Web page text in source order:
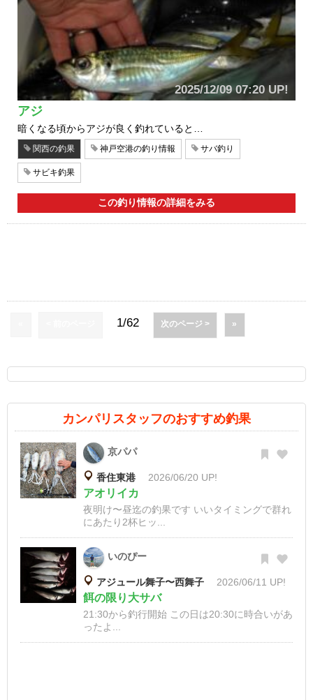
2025/12/09 07:20 UP!
アジ
暗くなる頃からアジが良く釣れていると…
関西の釣果 神戸空港の釣り情報 サバ釣り
サビキ釣果
この釣り情報の詳細をみる
1/62 次のページ > »
カンパリスタッフのおすすめ釣果
京パパ
香住東港 2026/06/20 UP!
アオリイカ
夜明け〜昼迄の釣果です いいタイミングで群れ
にあたり2杯ヒッ...
いのぴー
アジュール舞子〜西舞子 2026/06/11 UP!
餌の限り大サバ
21:30から釣行開始 この日は20:30に時合いがあ
ったよ...